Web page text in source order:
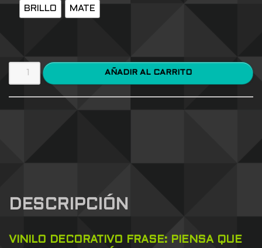
BRILLO MATE
AÑADIR AL CARRITO
DESCRIPCIÓN
VINILO DECORATIVO FRASE: PIENSA QUE